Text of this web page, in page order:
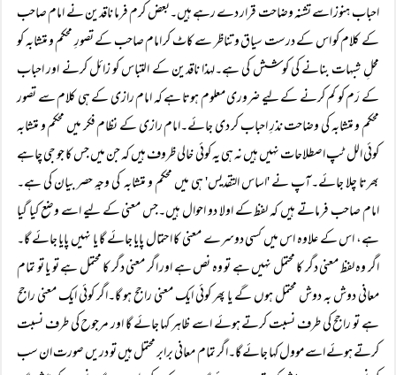
احباب ہنوز اسے تشنہ وضاحت قرار دے رہے ہیں۔بعض کرم فرما ناقدین نے امام صاحب
کے کلام کو اس کے درست سیاق و تناظر سے کاٹ کر امام صاحب کے تصورِ محکم و متشابہ کو
محلِ شبہات بنانے کی کوشش کی ہے۔لہذا ناقدین کے التباس کو زائل کرنے اور احباب
کے رَم کو کم کرنے کے لیے ضروری معلوم ہوتا ہے کہ امام رازی کے ہی کلام سے تصور
محکم و متشابہ کی وضاحت نذرِ احباب کر دی جائے۔امام رازی کے نظام فکر میں محکم و متشابہ
کوئی الل ٹپ اصطلاحات نہیں ہیں نہ ہی یہ کوئی خالی ظروف ہیں کہ جن میں جس کا جو جی چاہے
بھرتا چلا جائے۔آپ نے 'اساس التقدیس' ہی میں محکم و متشابہ کی وجہِ حصر بیان کی ہے۔
امام صاحب فرماتے ہیں کہ لفظ کے اولا دو احوال ہیں۔جس معنی کے لیے اسے وضع کیا گیا
ہے، اس کے علاوہ اس میں کسی دوسرے معنی کا احتمال پایا جائے گا یا نہیں پایا جائے گا۔
اگر وہ لفظ معنی دگر کا محتمل نہیں ہے تو وہ نص ہے اور اگر معنی دگر کا محتمل ہے تو یا تو تمام
معانی دوش بہ دوش محتمل ہوں گے یا پھر کوئی ایک معنی راجح ہو گا۔اگر کوئی ایک معنی راجح
ہے تو راجح کی طرف نسبت کرتے ہوئے اسے ظاہر کہا جائے گا اور مرجوح کی طرف نسبت
کرتے ہوئے اسے موول کہا جائے گا۔اگر تمام معانی برابر محتمل ہیں تو دریں صورت ان سب